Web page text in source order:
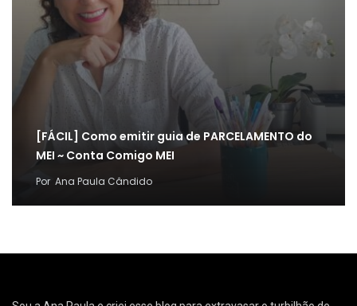
[FÁCIL] Como emitir guia de PARCELAMENTO do
MEI ~ Conta Comigo MEI
Por Ana Paula Cândido